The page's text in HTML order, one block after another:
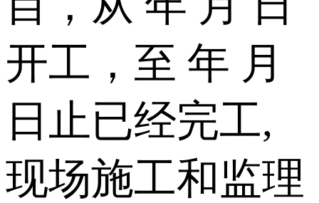
开工，至 年 月
日止已经完工,
现场施工和监理